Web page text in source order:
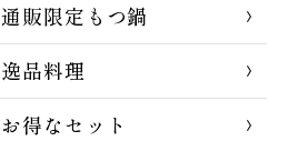
通販限定もつ鍋
逸品料理
お得なセット